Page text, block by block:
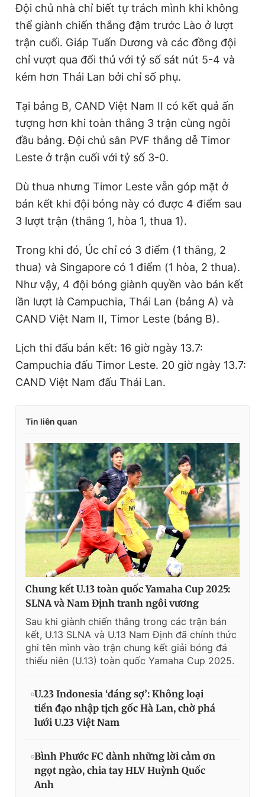
Đội chủ nhà chỉ biết tự trách mình khi không
thể giành chiến thắng đậm trước Lào ở lượt
trận cuối. Giáp Tuấn Dương và các đồng đội
chỉ vượt qua đối thủ với tỷ số sát nút 5-4 và
kém hơn Thái Lan bởi chỉ số phụ.
Tại bảng B, CAND Việt Nam II có kết quả ấn
tượng hơn khi toàn thắng 3 trận cùng ngôi
đầu bảng. Đội chủ sân PVF thắng dễ Timor
Leste ở trận cuối với tỷ số 3-0.
Dù thua nhưng Timor Leste vẫn góp mặt ở
bán kết khi đội bóng này có được 4 điểm sau
3 lượt trận (thắng 1, hòa 1, thua 1).
Trong khi đó, Úc chỉ có 3 điểm (1 thắng, 2
thua) và Singapore có 1 điểm (1 hòa, 2 thua).
Như vậy, 4 đội bóng giành quyền vào bán kết
lần lượt là Campuchia, Thái Lan (bảng A) và
CAND Việt Nam II, Timor Leste (bảng B).
Lịch thi đấu bán kết: 16 giờ ngày 13.7:
Campuchia đấu Timor Leste. 20 giờ ngày 13.7:
CAND Việt Nam đấu Thái Lan.
Tin liên quan
Chung kết U.13 toàn quốc Yamaha Cup 2025:
SLNA và Nam Định tranh ngôi vương
Sau khi giành chiến thắng trong các trận bán
kết, U.13 SLNA và U.13 Nam Định đã chính thức
ghi tên mình vào trận chung kết giải bóng đá
thiếu niên (U.13) toàn quốc Yamaha Cup 2025.
U.23 Indonesia ‘đáng sợ’: Không loại
tiền đạo nhập tịch gốc Hà Lan, chờ phá
lưới U.23 Việt Nam
Bình Phước FC dành những lời cảm ơn
ngọt ngào, chia tay HLV Huỳnh Quốc
Anh